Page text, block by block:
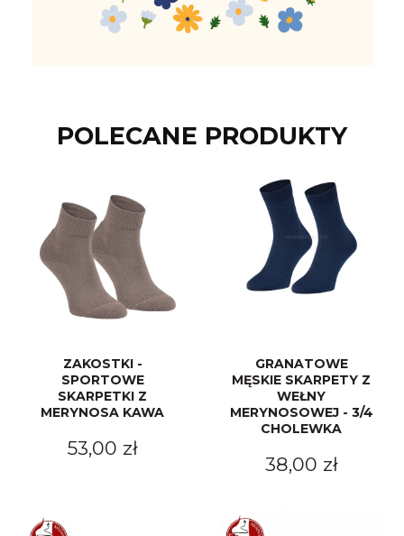
POLECANE PRODUKTY
ZAKOSTKI -
SPORTOWE
SKARPETKI Z
MERYNOSA KAWA
53,00 zł
GRANATOWE
MĘSKIE SKARPETY Z
WEŁNY
MERYNOSOWEJ - 3/4
CHOLEWKA
38,00 zł
Merynos trekking
Kaszmir stopki
Bawełna egipska maco
Bawełna merceryzowana